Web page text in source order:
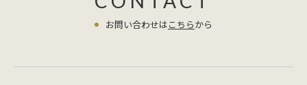
お問い合わせはこちらから